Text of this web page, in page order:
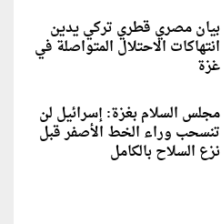
بيان مصري قطري تركي يدين
انتهاكات الاحتلال المتواصلة في
غزة
مجلس السلام بغزة: إسرائيل لن
تنسحب وراء الخط الأصفر قبل
نزع السلاح بالكامل